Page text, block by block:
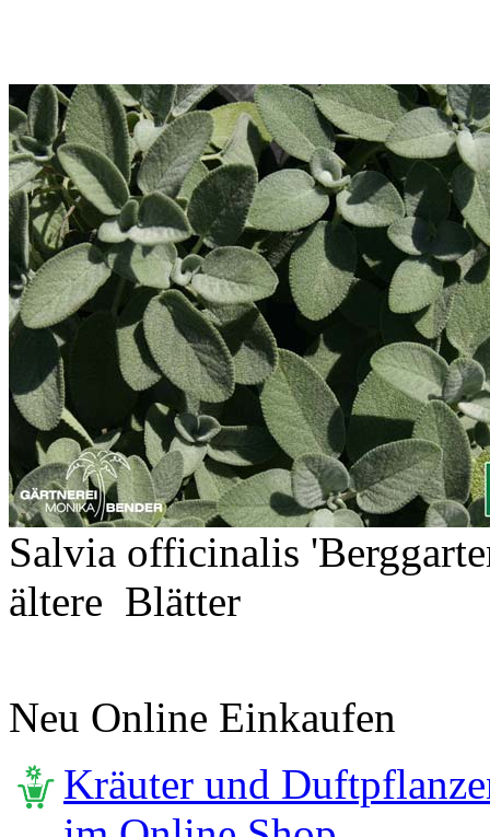
Salvia officinalis
ältere Blätter
Neu Online Einkaufen
Kräuter und